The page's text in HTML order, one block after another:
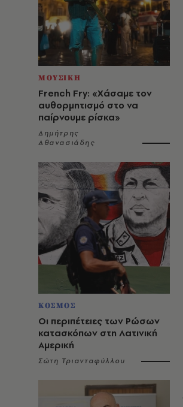
ΜΟΥΣΙΚΗ
French Fry: «Χάσαμε τον
αυθορμητισμό στο να
παίρνουμε ρίσκα»
Δημήτρης
Αθανασιάδης
ΚΟΣΜΟΣ
Οι περιπέτειες των Ρώσων
κατασκόπων στη Λατινική
Αμερική
Σώτη Τριανταφύλλου